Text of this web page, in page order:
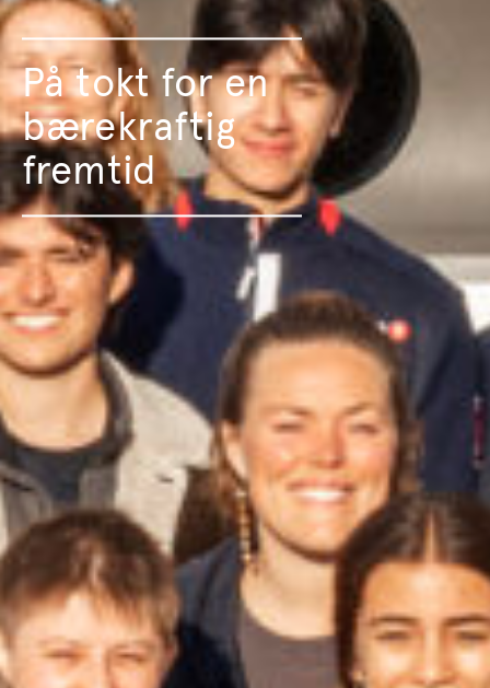
På tokt for en
bærekraftig
fremtid